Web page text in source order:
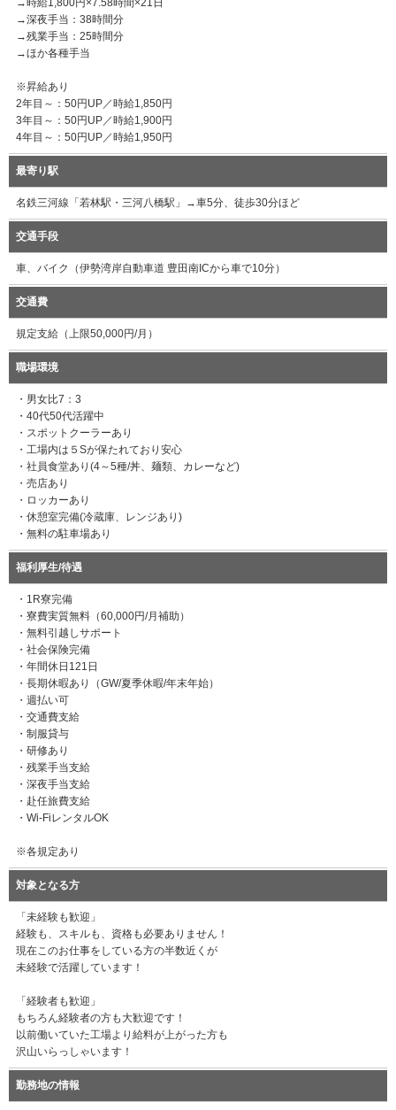
→時給1,800円×7.58時間×21日
→深夜手当：38時間分
→残業手当：25時間分
→ほか各種手当
※昇給あり
2年目～：50円UP／時給1,850円
3年目～：50円UP／時給1,900円
4年目～：50円UP／時給1,950円
最寄り駅
名鉄三河線「若林駅・三河八橋駅」→車5分、徒歩30分ほど
交通手段
車、バイク（伊勢湾岸自動車道 豊田南ICから車で10分）
交通費
規定支給（上限50,000円/月）
職場環境
・男女比7：3
・40代50代活躍中
・スポットクーラーあり
・工場内は５Sが保たれており安心
・社員食堂あり(4～5種/丼、麺類、カレーなど)
・売店あり
・ロッカーあり
・休憩室完備(冷蔵庫、レンジあり)
・無料の駐車場あり
福利厚生/待遇
・1R寮完備
・寮費実質無料（60,000円/月補助）
・無料引越しサポート
・社会保険完備
・年間休日121日
・長期休暇あり（GW/夏季休暇/年末年始）
・週払い可
・交通費支給
・制服貸与
・研修あり
・残業手当支給
・深夜手当支給
・赴任旅費支給
・Wi-FiレンタルOK
※各規定あり
対象となる方
「未経験も歓迎」
経験も、スキルも、資格も必要ありません！
現在このお仕事をしている方の半数近くが
未経験で活躍しています！
「経験者も歓迎」
もちろん経験者の方も大歓迎です！
以前働いていた工場より給料が上がった方も
沢山いらっしゃいます！
勤務地の情報